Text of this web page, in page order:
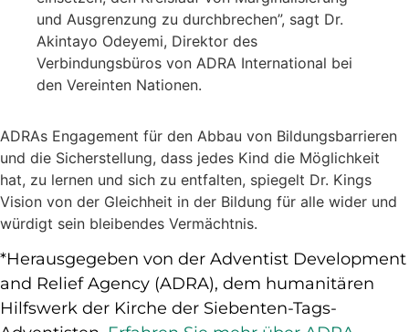
und Ausgrenzung zu durchbrechen”, sagt Dr.
Akintayo Odeyemi, Direktor des
Verbindungsbüros von ADRA International bei
den Vereinten Nationen.
ADRAs Engagement für den Abbau von Bildungsbarrieren
und die Sicherstellung, dass jedes Kind die Möglichkeit
hat, zu lernen und sich zu entfalten, spiegelt Dr. Kings
Vision von der Gleichheit in der Bildung für alle wider und
würdigt sein bleibendes Vermächtnis.
*Herausgegeben von der Adventist Development
and Relief Agency (ADRA), dem humanitären
Hilfswerk der Kirche der Siebenten-Tags-